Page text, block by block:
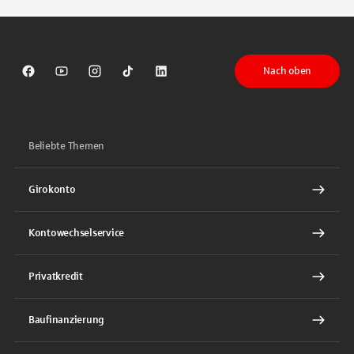
Sparkasse auf Facebook
Sparkasse auf Youtube
Sparkasse auf Instagram
Sparkasse auf TikTok
Sparkasse auf LinkedIn
Nach oben
Beliebte Themen
Girokonto
Kontowechselservice
Privatkredit
Baufinanzierung